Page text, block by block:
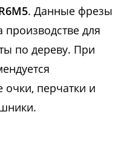
. Данные фрезы
для
по дереву. При
перчатки и